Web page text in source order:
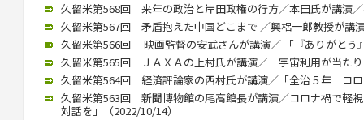
久留米第568回 来年の政治と岸田政権の行方／本田氏が講演
久留米第567回 矛盾抱えた中国どこまで ／興梠一郎教授が講
久留米第566回 映画監督の安武さんが講演／ 「『ありがとう
久留米第565回 ＪＡＸＡの上村氏が講演／「宇宙利用が当た
久留米第564回 経済評論家の西村氏が講演／「全治５年 コ
久留米第563回 新聞博物館の尾高館長が講演／コロナ禍で軽
対話を」（2022/10/14）